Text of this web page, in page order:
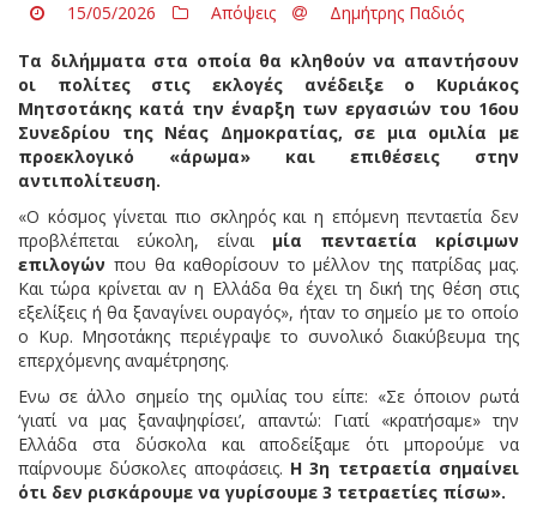
15/05/2026 Απόψεις Δημήτρης Παδιός
Τα διλήμματα στα οποία θα κληθούν να απαντήσουν
οι πολίτες στις εκλογές ανέδειξε ο Κυριάκος
Μητσοτάκης κατά την έναρξη των εργασιών του 16ου
Συνεδρίου της Νέας Δημοκρατίας, σε μια ομιλία με
προεκλογικό «άρωμα» και επιθέσεις στην
αντιπολίτευση.
«Ο κόσμος γίνεται πιο σκληρός και η επόμενη πενταετία δεν
προβλέπεται εύκολη, είναι μία πενταετία κρίσιμων
επιλογών που θα καθορίσουν το μέλλον της πατρίδας μας.
Και τώρα κρίνεται αν η Ελλάδα θα έχει τη δική της θέση στις
εξελίξεις ή θα ξαναγίνει ουραγός», ήταν το σημείο με το οποίο
ο Κυρ. Μησοτάκης περιέγραψε το συνολικό διακύβευμα της
επερχόμενης αναμέτρησης.
Ενω σε άλλο σημείο της ομιλίας του είπε: «Σε όποιον ρωτά
‘γιατί να μας ξαναψηφίσει’, απαντώ: Γιατί «κρατήσαμε» την
Ελλάδα στα δύσκολα και αποδείξαμε ότι μπορούμε να
παίρνουμε δύσκολες αποφάσεις. Η 3η τετραετία σημαίνει
ότι δεν ρισκάρουμε να γυρίσουμε 3 τετραετίες πίσω».